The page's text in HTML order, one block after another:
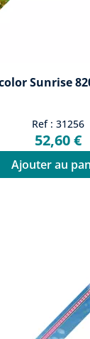
Sunrise
Ref : 31256
52,60 €
Ajouter au